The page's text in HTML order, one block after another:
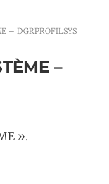
– DGRPROFILSYS
–
».